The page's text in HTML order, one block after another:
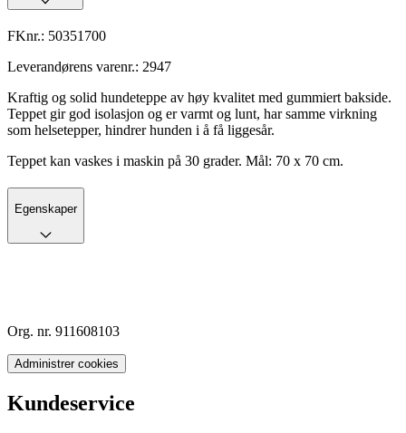
FKnr.: 50351700
Leverandørens varenr.: 2947
Kraftig og solid hundeteppe av høy kvalitet med gummiert bakside.
Teppet gir god isolasjon og er varmt og lunt, har samme virkning
som helsetepper, hindrer hunden i å få liggesår.
Teppet kan vaskes i maskin på 30 grader. Mål: 70 x 70 cm.
Egenskaper
Org. nr. 911608103
Administrer cookies
Kundeservice